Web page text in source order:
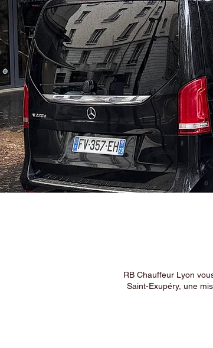
RB Chauffeur Lyon
Saint-Exupéry, une